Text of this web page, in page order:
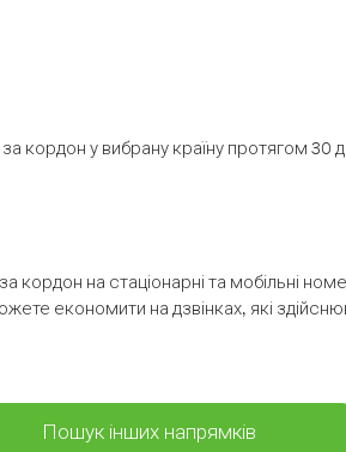
у вибрану країну протягом 30
кордон на стаціонарні та мобільні
економити на дзвінках, які
Пошук інших напрямків